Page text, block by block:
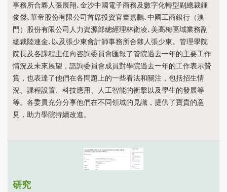
事務所合夥人張展翔､金沙中國電子商務及數字化轉型副總裁鍾
俊傑､華帝股份有限公司首席投資官董嘉鵬､中國工商銀行（澳
門）股份有限公司人力資源部總經理林衛凌､美高梅區域業務副
總裁陸連金､以及張少東會計師事務所合夥人張少東。管理學院
院長及各課程主任向咨詢委員會匯報了管院過去一年的主要工作
情況及未來展望，諮詢委員會成員對學院過去一年的工作表示贊
賞，也表達了他們在各問題上的一些看法和關注，包括招生情
況、課程設置、科技應用、人工智能的衝擊以及學生的發展等
等。各委員充分分享他們在不同領域的見識，提供了寶貴的意
見，助力學院持續改進。
研究